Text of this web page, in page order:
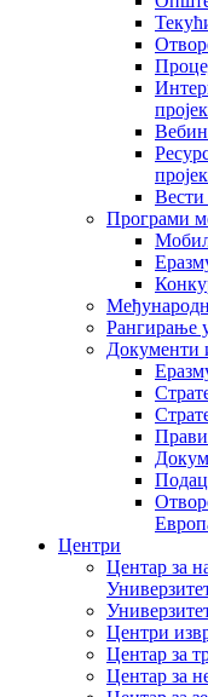
Вести
Програми
Рангирање
Документи
Центри
Центар за
Центри
Центар за
Центар за